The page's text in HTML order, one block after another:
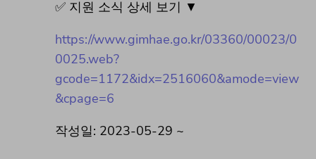
✅ 지원 소식 상세 보기 ▼
https://www.gimhae.go.kr/03360/00023/0
0025.web?
gcode=1172&idx=2516060&amode=view
&cpage=6
작성일: 2023-05-29 ~